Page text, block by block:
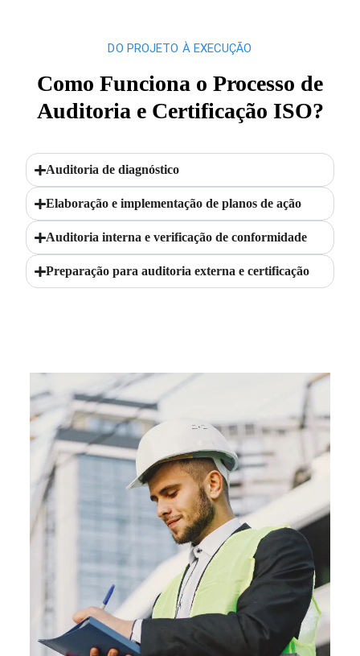
DO PROJETO À EXECUÇÃO
Como Funciona o Processo de
Auditoria e Certificação ISO?
Auditoria de diagnóstico
Elaboração e implementação de planos de ação
Auditoria interna e verificação de conformidade
Preparação para auditoria externa e certificação